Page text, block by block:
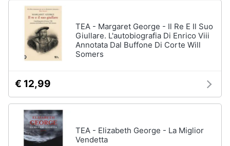
TEA - Margaret George - Il Re E Il Suo
Giullare. L'autobiografia Di Enrico Viii
Annotata Dal Buffone Di Corte Will
Somers
€ 12,99
TEA - Elizabeth George - La Miglior
Vendetta